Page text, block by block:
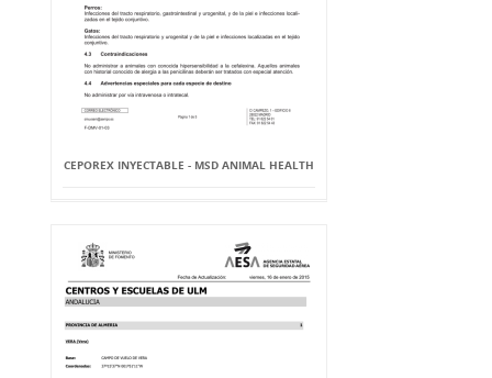
CEPOREX INYECTABLE - MSD ANIMAL HEALTH